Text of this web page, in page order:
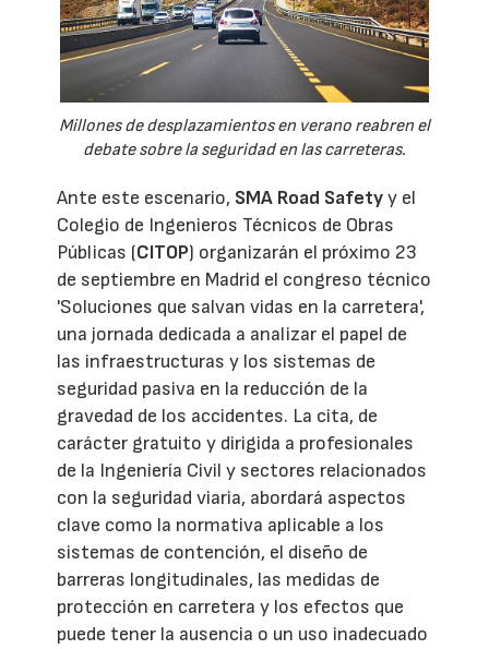
Millones de desplazamientos en verano reabren el
debate sobre la seguridad en las carreteras.
Ante este escenario, SMA Road Safetyy el
Colegio de Ingenieros Técnicos de Obras
Públicas (CITOP) organizarán el próximo 23
de septiembre en Madrid el congreso técnico
'Soluciones que salvan vidas en la carretera',
una jornada dedicada a analizar el papel de
las infraestructuras y los sistemas de
seguridad pasiva en la reducción de la
gravedad de los accidentes. La cita, de
carácter gratuito y dirigida a profesionales
de la Ingeniería Civil y sectores relacionados
con la seguridad viaria, abordará aspectos
clave como la normativa aplicable a los
sistemas de contención, el diseño de
barreras longitudinales, las medidas de
protección en carretera y los efectos que
puede tener la ausencia o un uso inadecuado